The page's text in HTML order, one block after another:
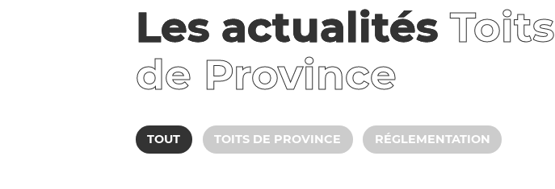
Les actualités Toits
de Province
TOUT TOITS DE PROVINCE RÉGLEMENTATION